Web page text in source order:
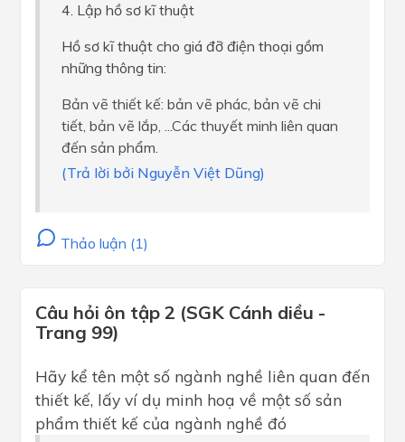
4. Lập hồ sơ kĩ thuật
Hồ sơ kĩ thuật cho giá đỡ điện thoại gồm
những thông tin:
Bản vẽ thiết kế: bản vẽ phác, bản vẽ chi
tiết, bản vẽ lắp, ...Các thuyết minh liên quan
đến sản phẩm.
(Trả lời bởi Nguyễn Việt Dũng)
Thảo luận (1)
Câu hỏi ôn tập 2 (SGK Cánh diều -
Trang 99)
Hãy kể tên một số ngành nghề liên quan đến
thiết kế, lấy ví dụ minh hoạ về một số sản
phẩm thiết kế của ngành nghề đó